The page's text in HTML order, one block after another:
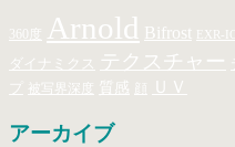
360度 Arnold Bifrost EXR-IO
ダイナミクス テクスチャー
プ
被写界深度 質感 ＵＶ
アーカイブ